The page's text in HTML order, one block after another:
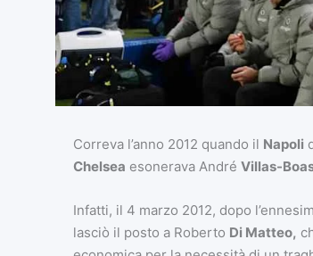
Correva l’anno 2012 quando il Napoli
Chelsea esonerava André Villas-
Infatti, il 4 marzo 2012, dopo
lasciò il posto a Roberto Di Matteo,